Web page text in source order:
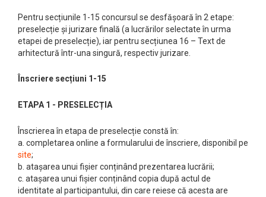
Pentru secțiunile 1-15 concursul se desfășoară în 2 etape:
preselecție și jurizare finală (a lucrărilor selectate în urma
etapei de preselecție), iar pentru secțiunea 16 – Text de
arhitectură într-una singură, respectiv jurizare.
Înscriere secțiuni 1-15
ETAPA 1 - PRESELECȚIA
Înscrierea în etapa de preselecție constă în:
a. completarea online a formularului de înscriere, disponibil pe
site;
b. atașarea unui fișier conținând prezentarea lucrării;
c. atașarea unui fișier conținând copia după actul de
identitate al participantului, din care reiese că acesta are